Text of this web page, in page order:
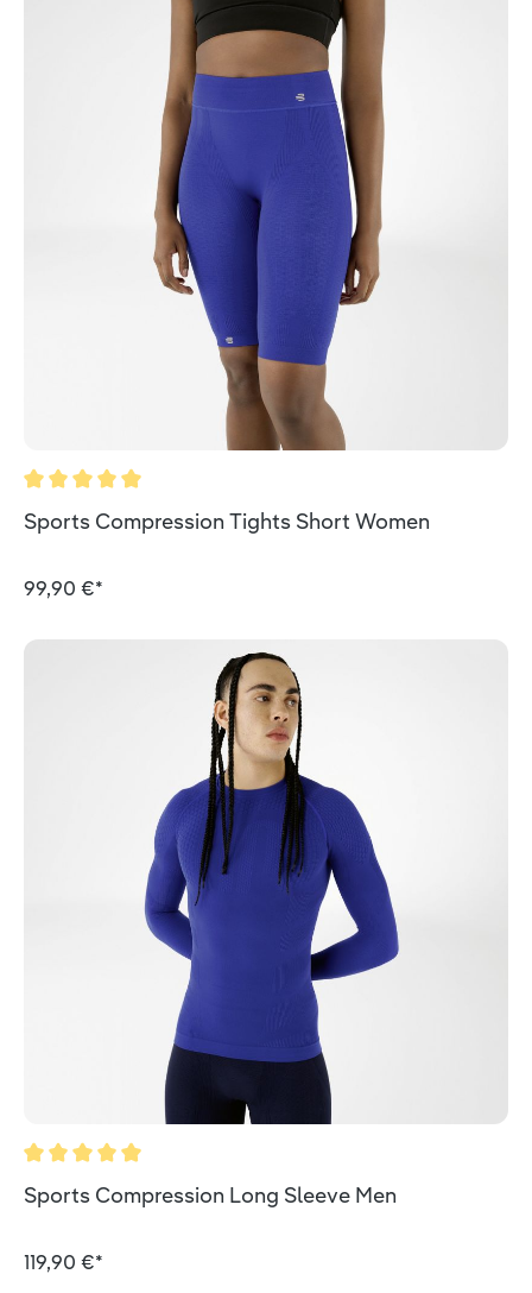
Valutazione media di 5 su 5 stelle
Sports Compression Tights Short Women
99,90 €*
Valutazione media di 5 su 5 stelle
Sports Compression Long Sleeve Men
119,90 €*